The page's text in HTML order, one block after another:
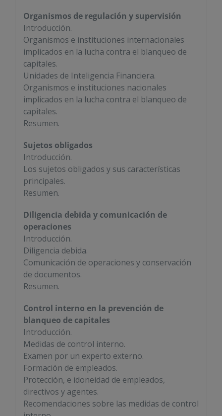
Organismos de regulación y supervisión
Introducción.
Organismos e instituciones internacionales
implicados en la lucha contra el blanqueo de
capitales.
Unidades de Inteligencia Financiera.
Organismos e instituciones nacionales
implicados en la lucha contra el blanqueo de
capitales.
Resumen.
Sujetos obligados
Introducción.
Los sujetos obligados y sus características
principales.
Resumen.
Diligencia debida y comunicación de
operaciones
Introducción.
Diligencia debida.
Comunicación de operaciones y conservación
de documentos.
Resumen.
Control interno en la prevención de
blanqueo de capitales
Introducción.
Medidas de control interno.
Examen por un experto externo.
Formación de empleados.
Protección, e idoneidad de empleados,
directivos y agentes.
Recomendaciones sobre las medidas de control